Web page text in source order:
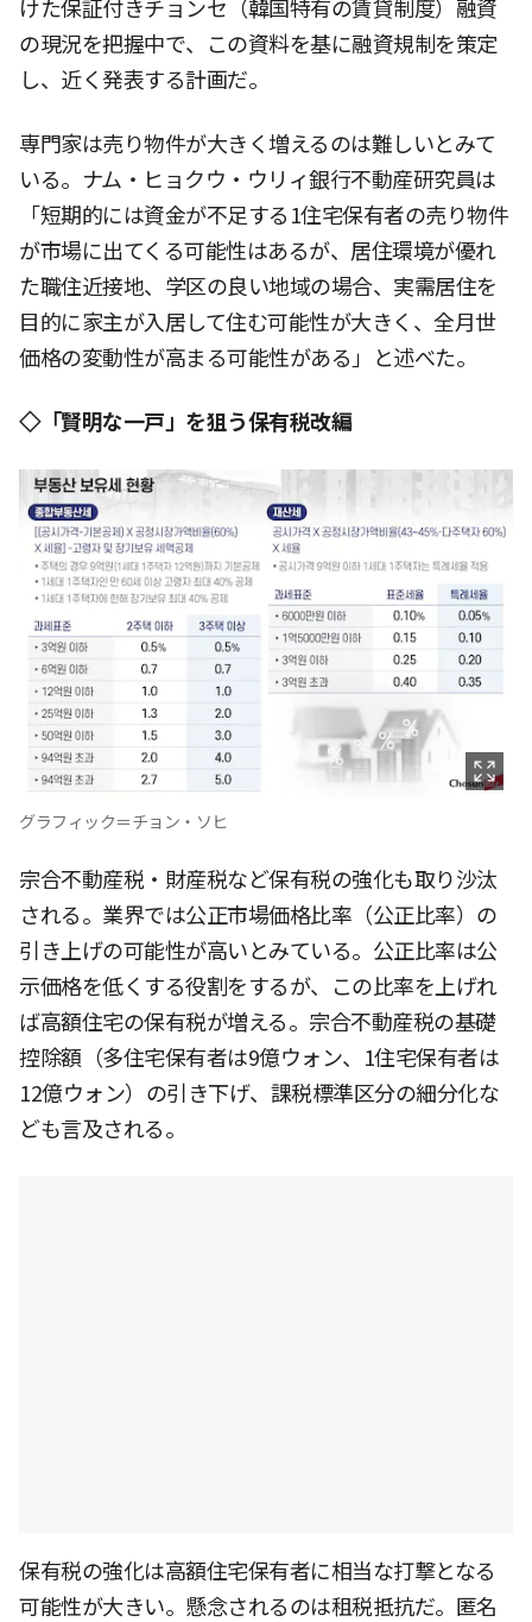
けた保証付きチョンセ（韓国特有の賃貸制度）融資
の現況を把握中で、この資料を基に融資規制を策定
し、近く発表する計画だ。
専門家は売り物件が大きく増えるのは難しいとみて
いる。ナム・ヒョクウ・ウリィ銀行不動産研究員は
「短期的には資金が不足する1住宅保有者の売り物件
が市場に出てくる可能性はあるが、居住環境が優れ
た職住近接地、学区の良い地域の場合、実需居住を
目的に家主が入居して住む可能性が大きく、全月世
価格の変動性が高まる可能性がある」と述べた。
◇「賢明な一戸」を狙う保有税改編
グラフィック＝チョン・ソヒ
宗合不動産税・財産税など保有税の強化も取り沙汰
される。業界では公正市場価格比率（公正比率）の
引き上げの可能性が高いとみている。公正比率は公
示価格を低くする役割をするが、この比率を上げれ
ば高額住宅の保有税が増える。宗合不動産税の基礎
控除額（多住宅保有者は9億ウォン、1住宅保有者は
12億ウォン）の引き下げ、課税標準区分の細分化な
ども言及される。
保有税の強化は高額住宅保有者に相当な打撃となる
可能性が大きい。懸念されるのは租税抵抗だ。匿名